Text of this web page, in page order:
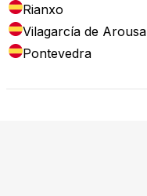
Rianxo
Vilagarcía de Arousa
Pontevedra